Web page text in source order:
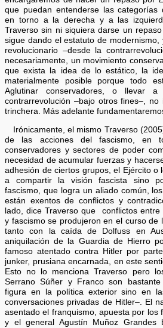
que puedan entenderse las categorías
en torno a la derecha y a las
Traverso sin ni siquiera darse un
sigue dando el estatuto de
revolucionario –desde la
necesariamente, un movimiento
que exista la idea de lo estático, la
materialmente posible porque todo
Aglutinar conservadores, o llevar
contrarrevolución –bajo otros fines–,
trinchera. Más adelante
Irónicamente, el mismo Traverso
de las acciones del fascismo, en
conservadores y sectores de poder
necesidad de acumular fuerzas y
adhesión de ciertos grupos, el Ejército o
a compartir la visión fascista sino
fascismo, que logra un aliado común,
están exentos de conflictos y
lado, dice Traverso que conflictos entre
y fascismo se produjeron en el curso de
tanto con la caída de Dolfuss en
aniquilación de la Guardia de Hierro
famoso atentado contra Hitler por
junker, prusiana encarnada, en este
Esto no lo menciona Traverso pero
Serrano Súñer y Franco son
figura en la política exterior sino en
conversaciones privadas de Hitler–. El
asentado el franquismo, apuesta por los
y el general Agustín Muñoz Grandes